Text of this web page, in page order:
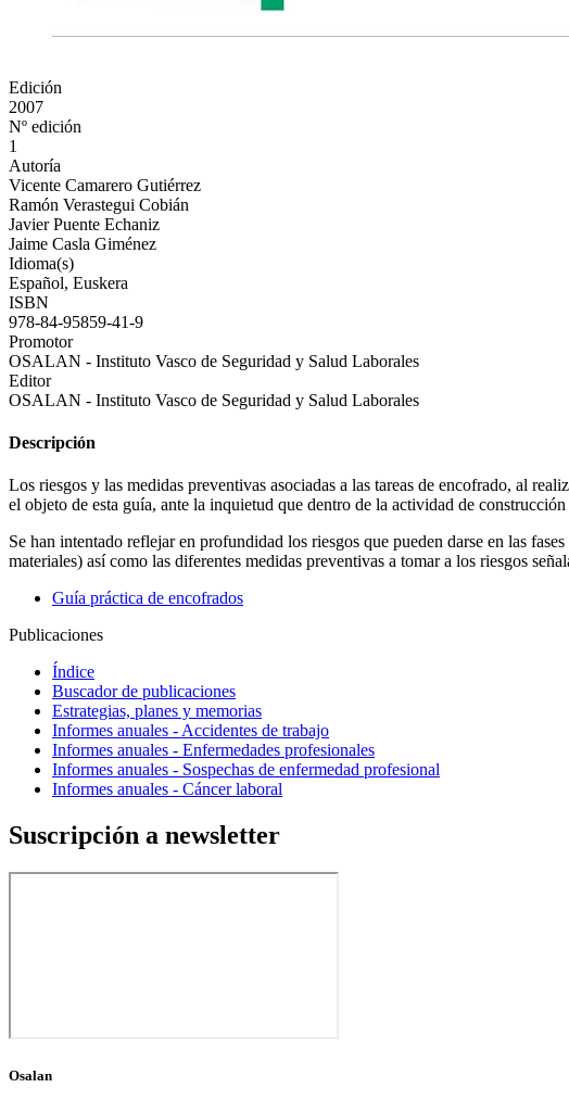
Edición
2007
Nº edición
1
Autoría
Vicente Camarero Gutiérrez
Ramón Verastegui Cobián
Javier Puente Echaniz
Jaime Casla Giménez
Idioma(s)
Español, Euskera
ISBN
978-84-95859-41-9
Promotor
OSALAN - Instituto Vasco de Seguridad y Salud Laborales
Editor
OSALAN - Instituto Vasco de Seguridad y Salud Laborales
Descripción
Los riesgos y las medidas preventivas asociadas a las tareas de encofrado, al
el objeto de esta guía, ante la inquietud que dentro de la actividad de
Se han intentado reflejar en profundidad los riesgos que pueden darse en las
materiales) así como las diferentes medidas preventivas a tomar a los riesgos
Guía práctica de encofrados
Publicaciones
Índice
Buscador de publicaciones
Estrategias, planes y memorias
Informes anuales - Accidentes de trabajo
Informes anuales - Enfermedades profesionales
Informes anuales - Sospechas de enfermedad profesional
Informes anuales - Cáncer laboral
Suscripción a newsletter
Osalan